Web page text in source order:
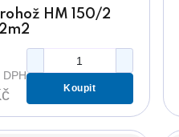
rohož HM 150/2
Koupit